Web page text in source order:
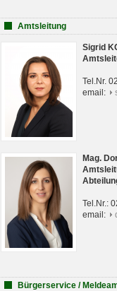
Amtsleitung
Sigrid
Tel.Nr.
email:
Mag.
Tel.Nr.:
email:
Bürgerservice /